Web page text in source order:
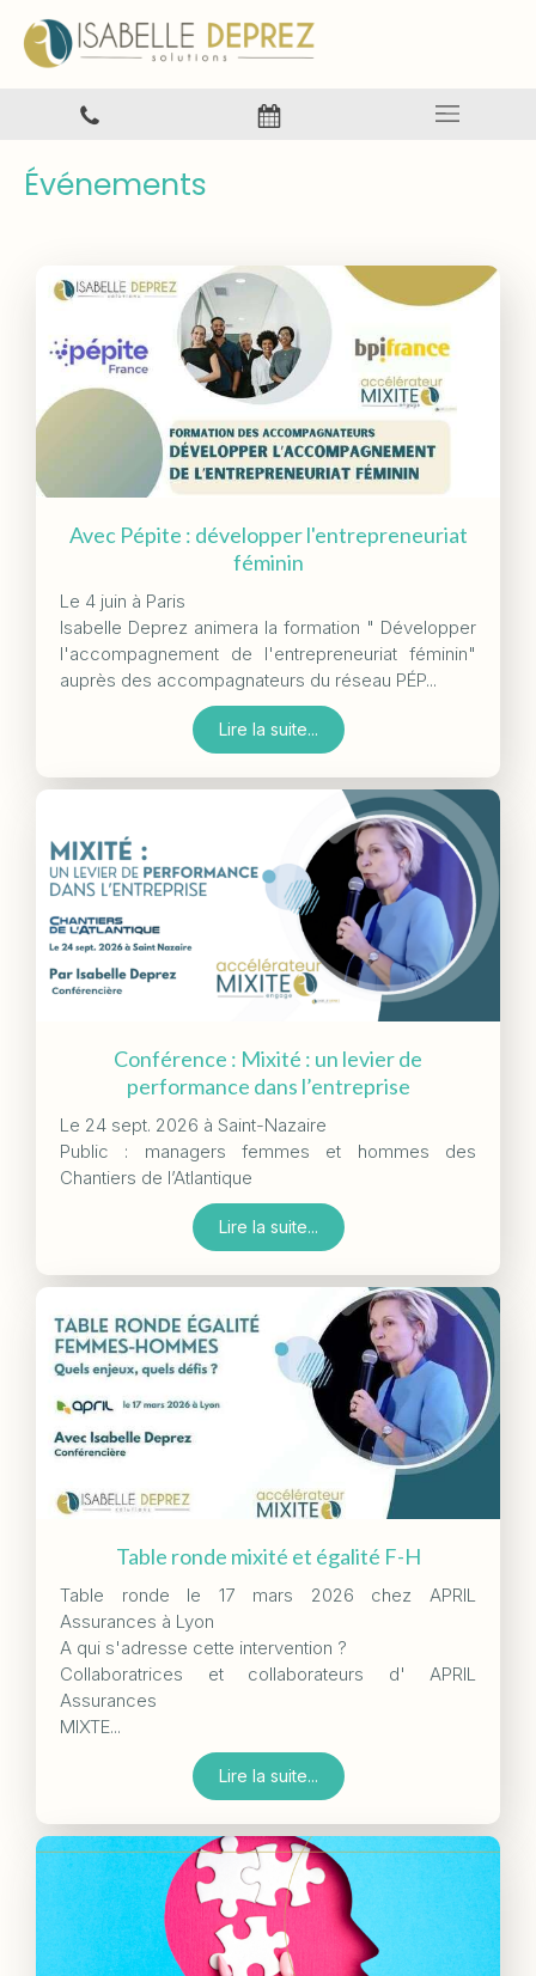
Événements
Avec Pépite : développer l'entrepreneuriat
féminin
Le 4 juin à Paris
Isabelle Deprez animera la formation " Développer
l'accompagnement de l'entrepreneuriat féminin"
auprès des accompagnateurs du réseau PÉP...
Lire la suite...
Conférence : Mixité : un levier de
performance dans l’entreprise
Le 24 sept. 2026 à Saint-Nazaire
Public : managers femmes et hommes des
Chantiers de l’Atlantique
Lire la suite...
Table ronde mixité et égalité F-H
Table ronde le 17 mars 2026 chez APRIL
Assurances à Lyon
A qui s'adresse cette intervention ?
Collaboratrices et collaborateurs d' APRIL
Assurances
MIXTE...
Lire la suite...